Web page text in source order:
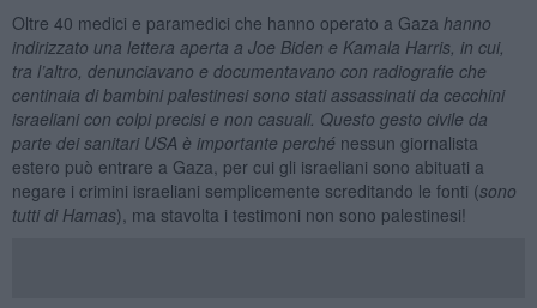
Oltre 40 medici e paramedici che hanno operato a Gaza hanno
indirizzato una lettera aperta a Joe Biden e Kamala Harris, in cui,
tra l’altro, denunciavano e documentavano con radiografie che
centinaia di bambini palestinesi sono stati assassinati da cecchini
israeliani con colpi precisi e non casuali. Questo gesto civile da
parte dei sanitari USA è importante perché nessun giornalista
estero può entrare a Gaza, per cui gli israeliani sono abituati a
negare i crimini israeliani semplicemente screditando le fonti (sono
tutti di Hamas), ma stavolta i testimoni non sono palestinesi!